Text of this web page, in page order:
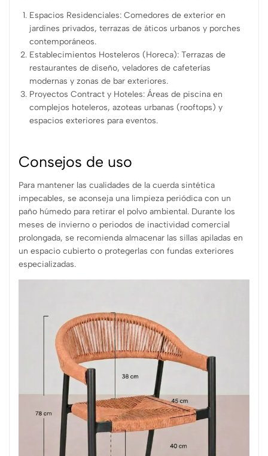
Espacios Residenciales: Comedores de exterior en
jardines privados, terrazas de áticos urbanos y porches
contemporáneos.
Establecimientos Hosteleros (Horeca): Terrazas de
restaurantes de diseño, veladores de cafeterías
modernas y zonas de bar exteriores.
Proyectos Contract y Hoteles: Áreas de piscina en
complejos hoteleros, azoteas urbanas (rooftops) y
espacios exteriores para eventos.
Consejos de uso
Para mantener las cualidades de la cuerda sintética
impecables, se aconseja una limpieza periódica con un
paño húmedo para retirar el polvo ambiental. Durante los
meses de invierno o periodos de inactividad comercial
prolongada, se recomienda almacenar las sillas apiladas en
un espacio cubierto o protegerlas con fundas exteriores
especializadas.